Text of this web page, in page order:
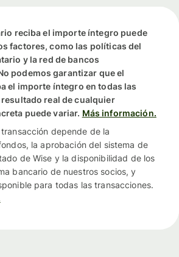
reciba el importe íntegro puede
factores, como las políticas del
y la red de bancos
podemos garantizar que el
el importe íntegro en todas las
real de cualquier
puede variar. Más información.
depende de la
la aprobación del sistema de
de Wise y la disponibilidad de los
bancario de nuestros socios, y
para todas las transacciones.